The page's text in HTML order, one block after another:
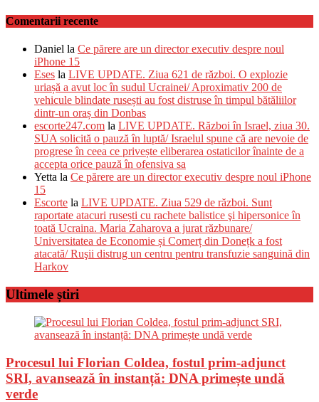
Comentarii recente
Daniel la Ce părere are un director executiv despre noul
iPhone 15
Eses la LIVE UPDATE. Ziua 621 de război. O explozie
uriașă a avut loc în sudul Ucrainei/ Aproximativ 200 de
vehicule blindate rusești au fost distruse în timpul bătăliilor
dintr-un oraș din Donbas
escorte247.com la LIVE UPDATE. Război în Israel, ziua 30.
SUA solicită o pauză în luptă/ Israelul spune că are nevoie de
progrese în ceea ce privește eliberarea ostaticilor înainte de a
accepta orice pauză în ofensiva sa
Yetta la Ce părere are un director executiv despre noul iPhone
15
Escorte la LIVE UPDATE. Ziua 529 de război. Sunt
raportate atacuri rusești cu rachete balistice şi hipersonice în
toată Ucraina. Maria Zaharova a jurat răzbunare/
Universitatea de Economie și Comerț din Donețk a fost
atacată/ Ruşii distrug un centru pentru transfuzie sanguină din
Harkov
Ultimele știri
Procesul lui Florian Coldea, fostul prim-adjunct
SRI, avansează în instanță: DNA primește undă
verde